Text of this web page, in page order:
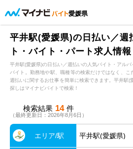
愛媛県
平井駅(愛媛県)の日払い／週
ト・バイト・パート求人情報
平井駅(愛媛県)の日払い／週払いの人気バイト・アル
バイト。勤務地や駅、職種等の検索だけではなく、こ
週払いに関するお仕事を簡単に検索できます。平井駅(
探しはマイナビバイトで検索！
検索結果 14 件
（最終更新日：2026年8月6日）
エリア/駅 平井駅(愛媛県)